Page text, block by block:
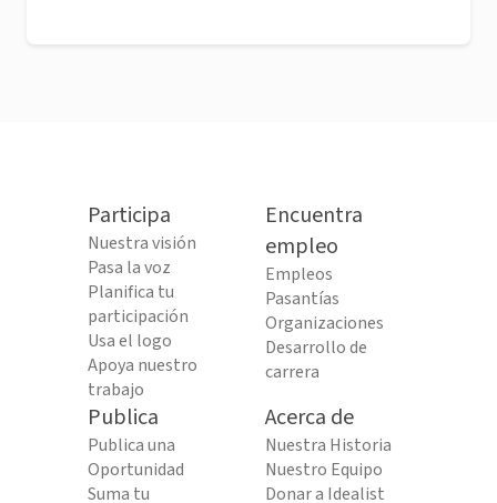
Participa
Nuestra visión
Pasa la voz
Planifica tu
participación
Usa el logo
Apoya nuestro
trabajo
Encuentra
empleo
Empleos
Pasantías
Organizaciones
Desarrollo de
carrera
Publica
Publica una
Oportunidad
Suma tu
Acerca de
Nuestra Historia
Nuestro Equipo
Donar a Idealist